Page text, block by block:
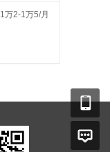
1万2-1万5/月